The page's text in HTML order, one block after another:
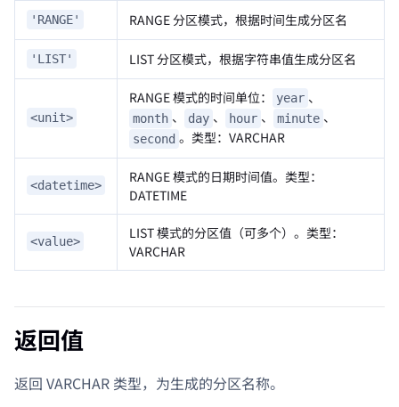
'RANGE' RANGE 分区模式，根据时间生成分区名
'LIST' LIST 分区模式，根据字符串值生成分区名
<unit>
RANGE 模式的时间单位： year 、
month 、 day 、 hour 、 minute 、
second 。类型：VARCHAR
<datetime>
RANGE 模式的日期时间值。类型：
DATETIME
<value>
LIST 模式的分区值（可多个）。类型：
VARCHAR
返回值
返回 VARCHAR 类型，为生成的分区名称。